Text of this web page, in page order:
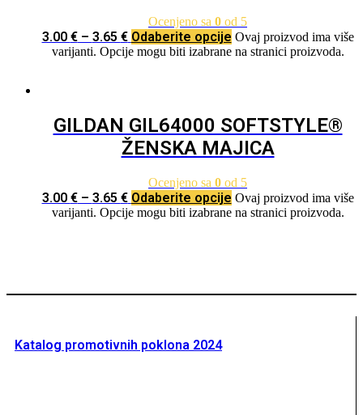
Ocenjeno sa 0 od 5
3.00 €– 3.65 € Odaberite opcije Ovaj proizvod ima više
varijanti. Opcije mogu biti izabrane na stranici proizvoda.
GILDAN GIL64000 SOFTSTYLE®
ŽENSKA MAJICA
Ocenjeno sa 0 od 5
3.00 €– 3.65 € Odaberite opcije Ovaj proizvod ima više
varijanti. Opcije mogu biti izabrane na stranici proizvoda.
Katalog promotivnih poklona 2024